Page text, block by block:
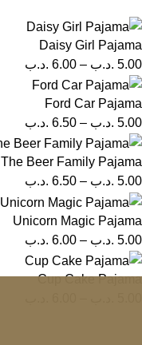
Daisy Girl Pajama
5.00 .د.ب –
6.00 .د.ب
Ford Car Pajama
5.00 .د.ب –
6.50 .د.ب
The Beer Family Pajama
5.00 .د.ب –
6.50 .د.ب
Unicorn Magic Pajama
5.00 .د.ب –
6.00 .د.ب
Cup Cake Pajama